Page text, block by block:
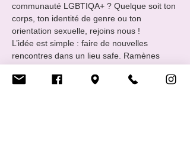
communauté LGBTIQA+ ? Quelque soit ton
corps, ton identité de genre ou ton
orientation sexuelle, rejoins nous !
L’idée est simple : faire de nouvelles
rencontres dans un lieu safe. Ramènes
EveryBody Welcome !!